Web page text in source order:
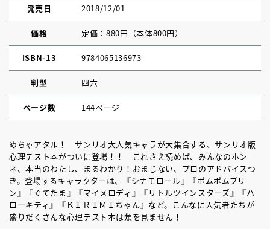
発売日 2018/12/01
価格 定価：880円（本体800円）
ISBN-13 9784065136973
判型 四六
ページ数 144ページ
めちゃアタル！ サンリオ大人気キャラが大集合する、サンリオ版
心理テスト本がついに登場！！ これさえ読めば、みんなのホン
ネ、本当のわたし、まるわかり！おまじない、プロのアドバイスつ
き。登場するキャラクターは、『シナモロール』『ポムポムプリ
ン』『ぐてたま』『マイメロディ』『リトルツインスターズ』『ハ
ローキティ』『ＫＩＲＩＭＩちゃん』など。こんなに人気者たちが
盛りだくさんな心理テスト本は類を見ません！